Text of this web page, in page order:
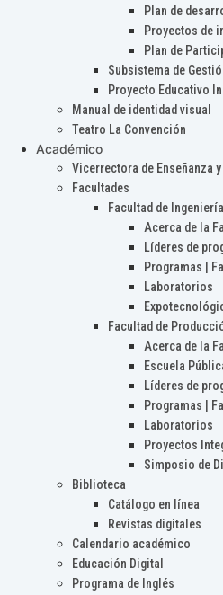
Plan de
Proyectos de
Plan de
Subsistema de
Proyecto Educativo
Manual de identidad visual
Teatro La Convención
Académico
Vicerrectora de Enseñanza
Facultades
Facultad de Ingeniería
Acerca de la
Líderes de
Programas |
Laboratorios
Facultad de
Acerca de la
Escuela
Líderes de
Programas |
Laboratorios
Proyectos
Simposio de
Biblioteca
Catálogo en línea
Revistas digitales
Calendario académico
Educación Digital
Programa de Inglés